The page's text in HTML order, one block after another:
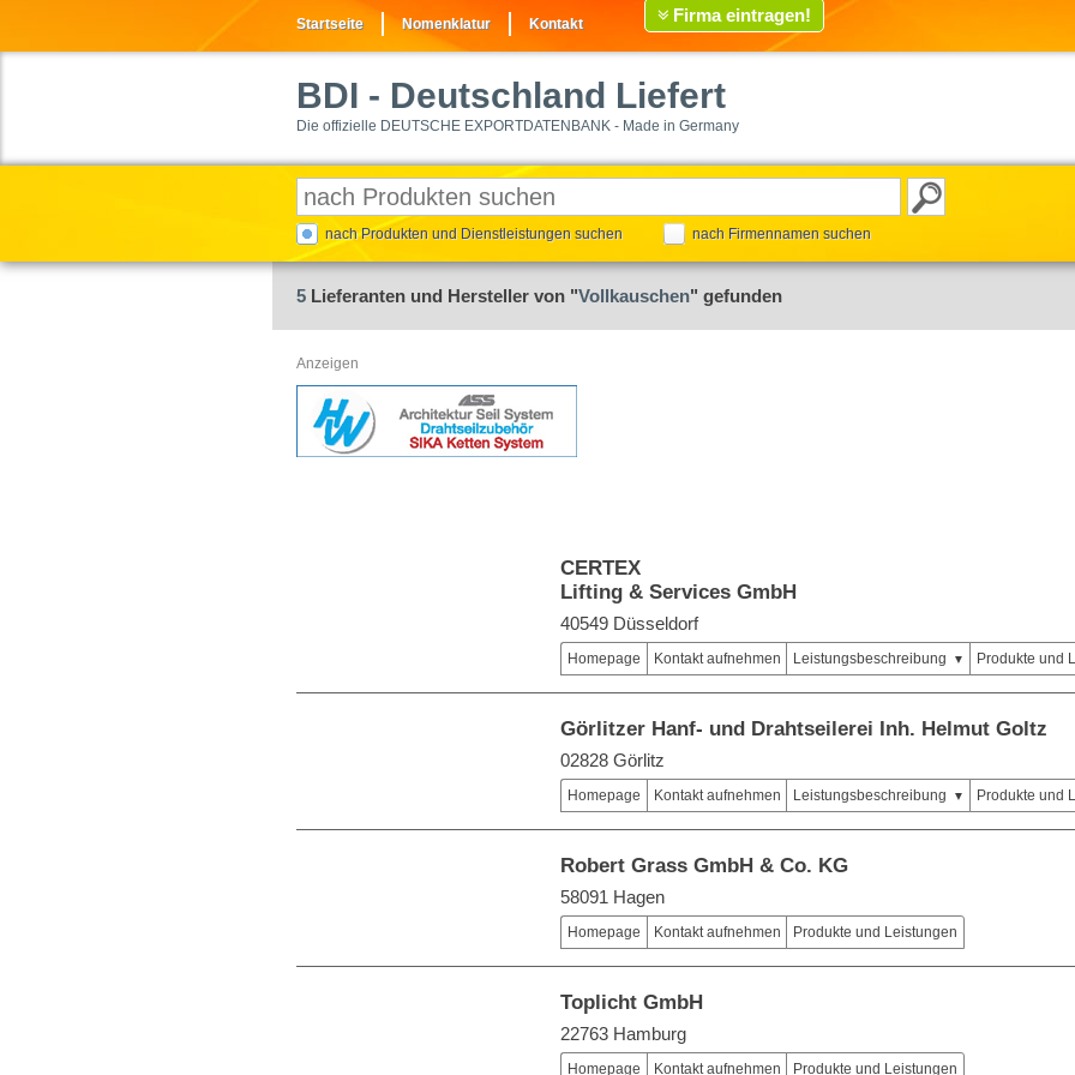
Startseite Nomenklatur Kontakt Firma eintragen!
BDI - Deutschland Liefert
Die offizielle DEUTSCHE EXPORTDATENBANK - Made in Germany
nach Produkten und Dienstleistungen suchen nach Firmennamen suchen
5 Lieferanten und Hersteller von "Vollkauschen" gefunden
Anzeigen
CERTEX
Lifting & Services GmbH
40549 Düsseldorf
Homepage Kontakt aufnehmen Leistungsbeschreibung Produkte und
Görlitzer Hanf- und Drahtseilerei Inh. Helmut Goltz
02828 Görlitz
Homepage Kontakt aufnehmen Leistungsbeschreibung Produkte und
Robert Grass GmbH & Co. KG
58091 Hagen
Homepage Kontakt aufnehmen Produkte und Leistungen
Toplicht GmbH
22763 Hamburg
Homepage Kontakt aufnehmen Produkte und Leistungen